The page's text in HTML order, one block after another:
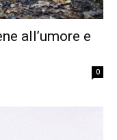
all’umore e
0